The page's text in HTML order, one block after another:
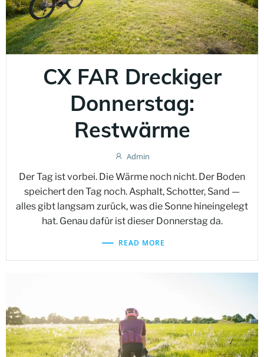
CX FAR Dreckiger
Donnerstag:
Restwärme
Admin
Der Tag ist vorbei. Die Wärme noch nicht. Der Boden
speichert den Tag noch. Asphalt, Schotter, Sand —
alles gibt langsam zurück, was die Sonne hineingelegt
hat. Genau dafür ist dieser Donnerstag da.
READ MORE